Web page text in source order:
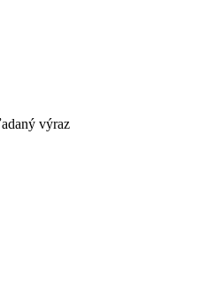
výraz